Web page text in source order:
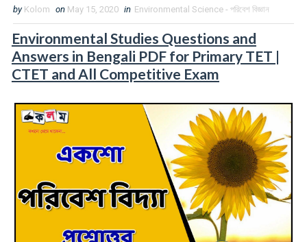
by Kolom on May 15, 2020 in Environmental Science - পরিবেশ বিজ্ঞান
Environmental Studies Questions and
Answers in Bengali PDF for Primary TET |
CTET and All Competitive Exam